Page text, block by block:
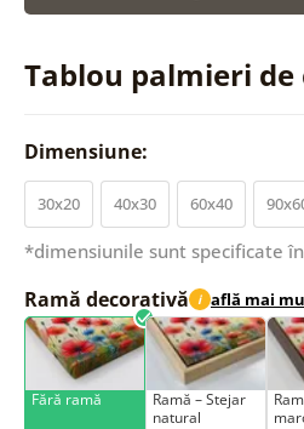
Tablou palmieri de
Dimensiune:
30x20 40x30 60x40
*dimensiunile sunt specificate
Ramă decorativă i află mai
Fără ramă
Ramă – Stejar
natural